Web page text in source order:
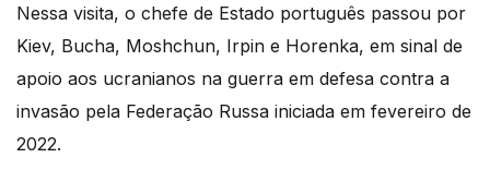
Nessa visita, o chefe de Estado português passou por
Kiev, Bucha, Moshchun, Irpin e Horenka, em sinal de
apoio aos ucranianos na guerra em defesa contra a
invasão pela Federação Russa iniciada em fevereiro de
2022.